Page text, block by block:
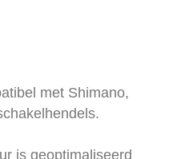
met Shimano,
is geoptimaliseerd